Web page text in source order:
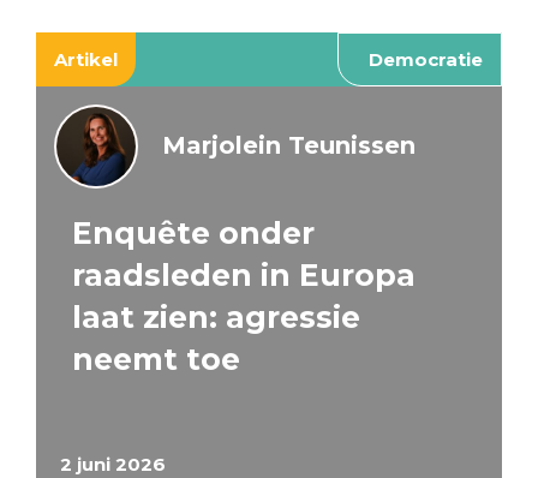
Artikel Democratie
2 juni 2026
Marjolein Teunissen
Enquête onder
raadsleden in Europa
laat zien: agressie
neemt toe